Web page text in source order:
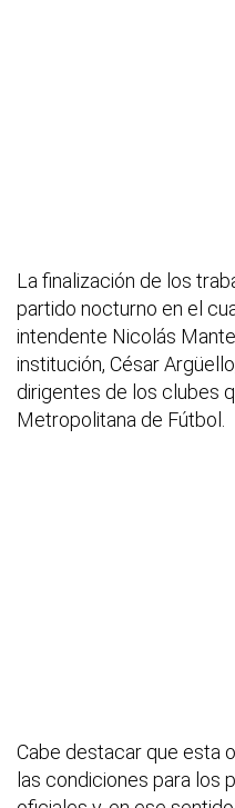
La finalización de los
partido nocturno en el
intendente Nicolás
institución, César
dirigentes de los clubes
Metropolitana de Fútbol.
Cabe destacar que esta
las condiciones para los